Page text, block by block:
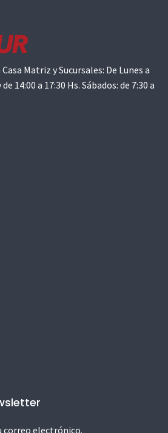
Matriz y Sucursales: De Lunes a
14:00 a 17:30 Hs. Sábados: de 7:30 a
correo electrónico.